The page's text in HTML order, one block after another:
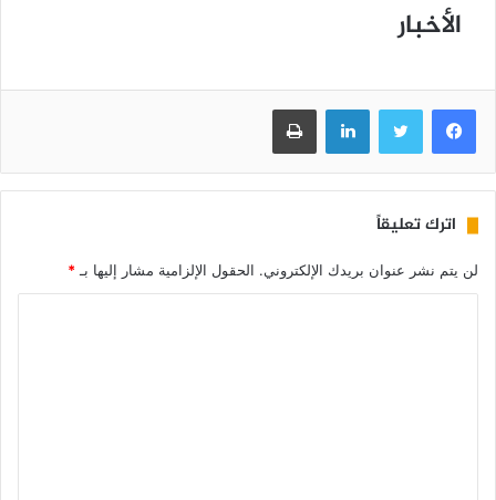
الأخبار
فيسبوك تويتر لينكدإن طباعة
اترك تعليقاً
لن يتم نشر عنوان بريدك الإلكتروني. الحقول الإلزامية مشار إليها بـ *